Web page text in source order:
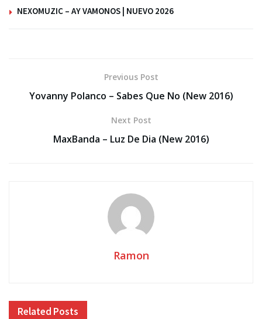
NEXOMUZIC – AY VAMONOS | NUEVO 2026
Previous Post
Yovanny Polanco – Sabes Que No (New 2016)
Next Post
MaxBanda – Luz De Dia (New 2016)
Ramon
Related Posts